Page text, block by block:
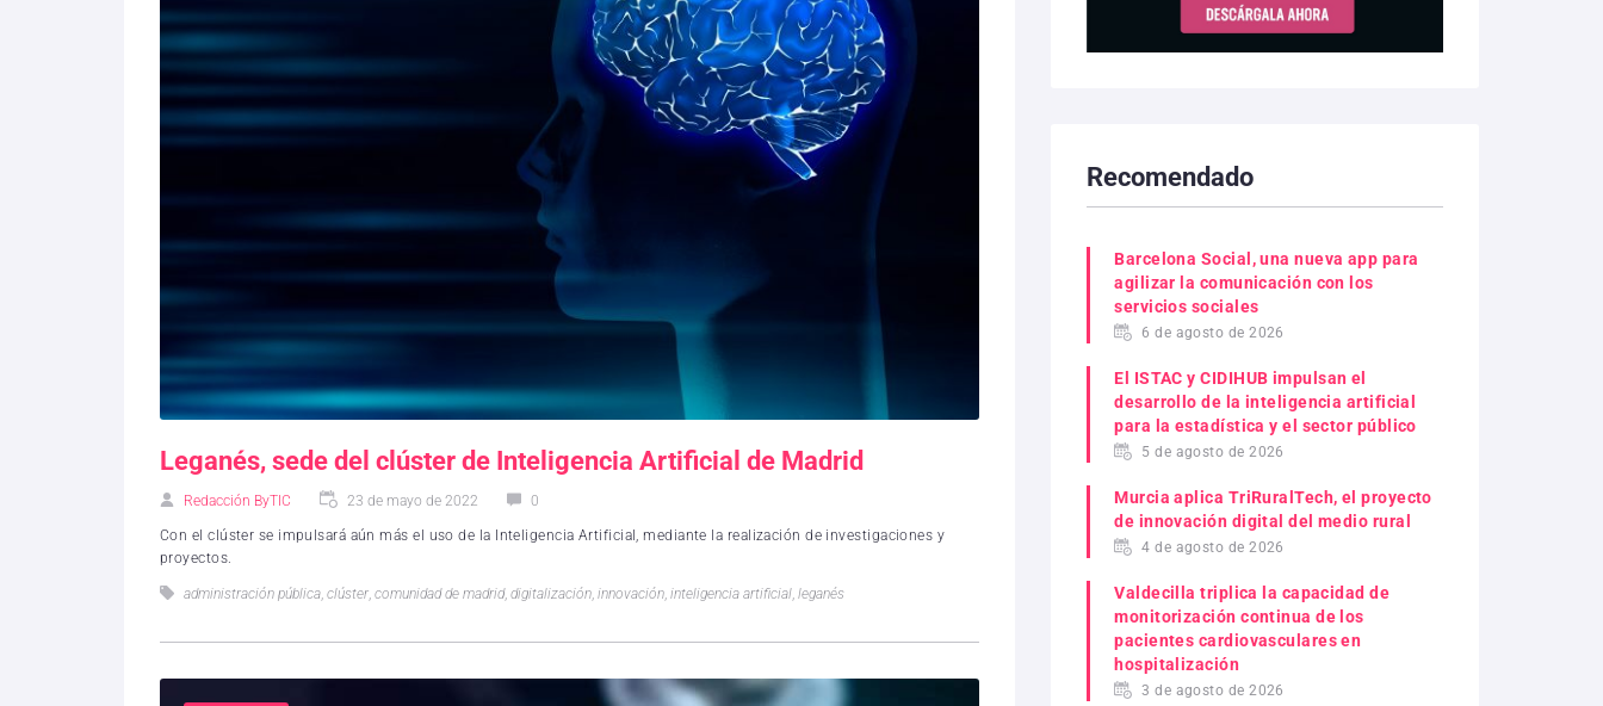
Leganés, sede del clúster de Inteligencia Artificial de Madrid
Redacción ByTIC 23 de mayo de 2022 0
Con el clúster se impulsará aún más el uso de la Inteligencia Artificial, mediante la realización de investigaciones y
proyectos.
administración pública clúster comunidad de madrid, digitalización innovación inteligencia artificial leganés
Recomendado
Barcelona Social, una nueva app para
agilizar la comunicación con los
servicios sociales
6 de agosto de 2026
El ISTAC y CIDIHUB impulsan el
desarrollo de la inteligencia artificial
para la estadística y el sector público
5 de agosto de 2026
Murcia aplica TriRuralTech, el proyecto
de innovación digital del medio rural
4 de agosto de 2026
Valdecilla triplica la capacidad de
monitorización continua de los
pacientes cardiovasculares en
hospitalización
3 de agosto de 2026